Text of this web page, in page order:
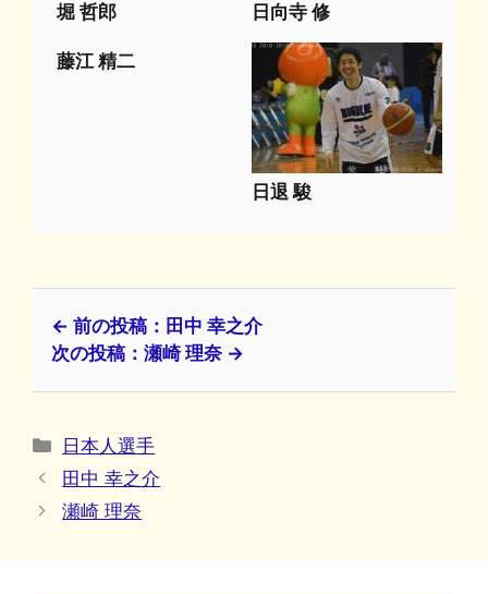
堀 哲郎 日向寺 修
藤江 精二
日退 駿
← 前の投稿：田中 幸之介
次の投稿：瀬崎 理奈 →
カ
テ
リ
日本人選手
田中 幸之介
瀬崎 理奈